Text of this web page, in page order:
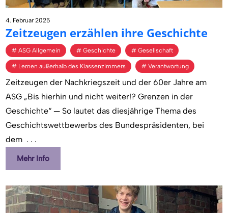
4. Februar 2025
Zeit­zeu­gen er­zäh­len ihre Ge­schich­te
ASG Allgemein Geschichte Gesellschaft
Lernen außerhalb des Klassenzimmers Verantwortung
Zeitzeugen der Nachkriegszeit und der 60er Jahre am
ASG „Bis hierhin und nicht weiter!? Grenzen in der
Geschichte“ — So lautet das diesjährige Thema des
Geschichtswettbewerbs des Bundespräsidenten, bei
dem . . .
Mehr Info